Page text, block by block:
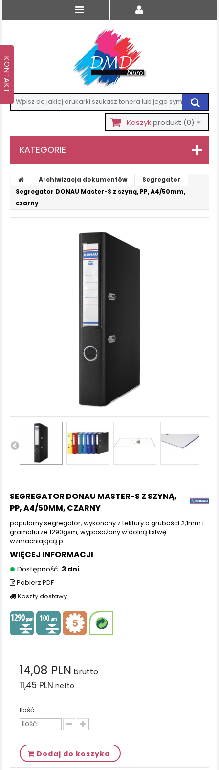
Koszykprodukt (0)
KATEGORIE
Archiwizacja dokumentów
Segregator
Segregator DONAU Master-S z szyną, PP, A4/50mm,
czarny
SEGREGATOR DONAU MASTER-S Z SZYNĄ,
PP, A4/50MM, CZARNY
popularny segregator, wykonany z tektury o grubości 2,1mm i
gramaturze 1290gsm, wyposażony w dolną listwę
wzmacniającą p...
WIĘCEJ INFORMACJI
Dostępność: 3 dni
Pobierz PDF
Koszty dostawy
14,08 PLN brutto
11,45 PLN netto
Ilość
Dodaj do koszyka